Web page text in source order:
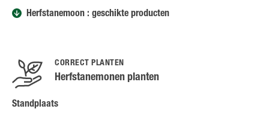
Herfstanemoon : geschikte producten
CORRECT PLANTEN
Herfstanemonen planten
Standplaats